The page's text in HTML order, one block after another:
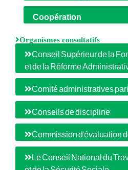
Coopération
Organismes consultatifs
Conseil Supérieur de la
et de la Réforme
Comité administratives
Conseils de discipline
Commission d'évaluation
Le Conseil National du